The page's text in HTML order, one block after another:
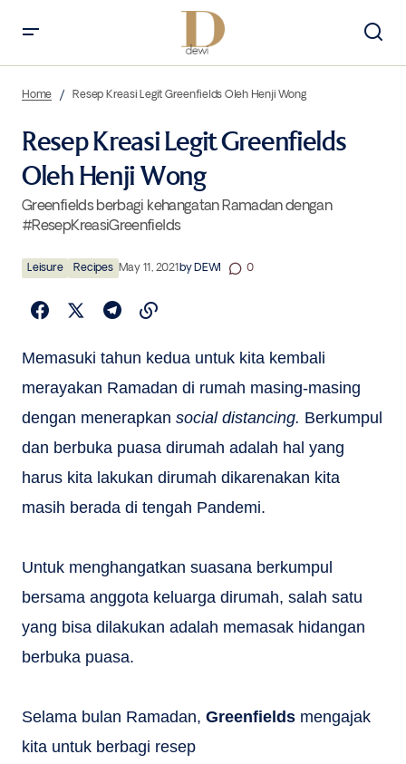
Home Resep Kreasi Legit Greenfields Oleh Henji Wong
Resep Kreasi Legit Greenfields
Oleh Henji Wong
Greenfields berbagi kehangatan Ramadan dengan
#ResepKreasiGreenfields
Leisure Recipes May 11, 2021byDEWI 0
Memasuki tahun kedua untuk kita kembali
merayakan Ramadan di rumah masing-masing
dengan menerapkan social distancing. Berkumpul
dan berbuka puasa dirumah adalah hal yang
harus kita lakukan dirumah dikarenakan kita
masih berada di tengah Pandemi.
Untuk menghangatkan suasana berkumpul
bersama anggota keluarga dirumah, salah satu
yang bisa dilakukan adalah memasak hidangan
berbuka puasa.
Selama bulan Ramadan, Greenfields mengajak
kita untuk berbagi resep